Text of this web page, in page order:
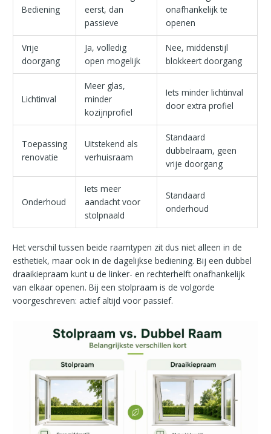
Bediening
eerst, dan
passieve
onafhankelijk te
openen
Vrije
doorgang
Ja, volledig
open mogelijk
Nee, middenstijl
blokkeert doorgang
Lichtinval
Meer glas,
minder
kozijnprofiel
Iets minder lichtinval
door extra profiel
Toepassing
renovatie
Uitstekend als
verhuisraam
Standaard
dubbelraam, geen
vrije doorgang
Onderhoud
Iets meer
aandacht voor
stolpnaald
Standaard
onderhoud
Het verschil tussen beide raamtypen zit dus niet alleen in de
esthetiek, maar ook in de dagelijkse bediening. Bij een dubbel
draaikiepraam kunt u de linker- en rechterhelft onafhankelijk
van elkaar openen. Bij een stolpraam is de volgorde
voorgeschreven: actief altijd voor passief.